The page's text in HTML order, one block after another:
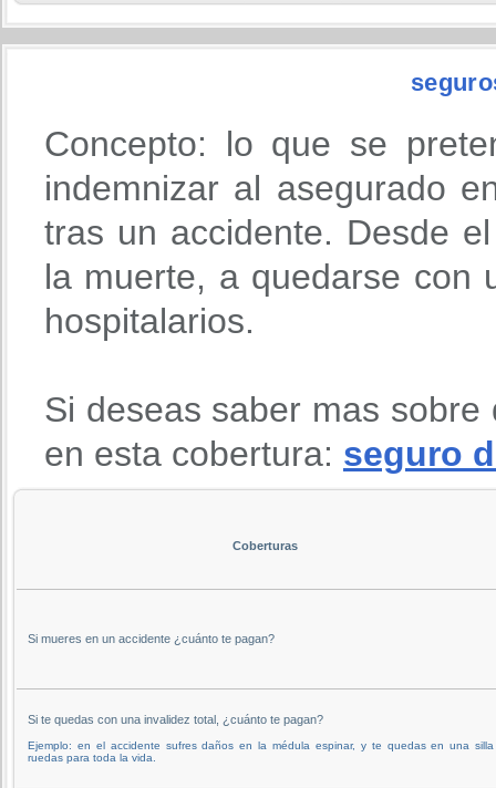
Concepto: lo que se
indemnizar al asegurado
tras un accidente. Desde
la muerte, a quedarse con
hospitalarios.
Si deseas saber mas
en esta cobertura: seguro
Coberturas
Si mueres en un accidente ¿cuánto te pagan?
Si te quedas con una invalidez total, ¿cuánto te pagan?
Ejemplo: en el accidente sufres daños en la médula espinar, y te quedas en una
ruedas para toda la vida.